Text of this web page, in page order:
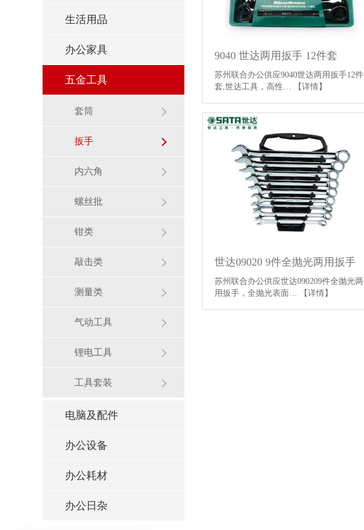
生活用品
办公家具
五金工具
套筒
扳手
内六角
螺丝批
钳类
敲击类
测量类
气动工具
锂电工具
工具套装
电脑及配件
办公设备
办公耗材
办公日杂
9040 世达两用扳手 12件套
苏州联合办公供应9040世达两用扳手12件
套,世达工具，高性…
【详情】
世达09020 9件全抛光两用扳手
苏州联合办公供应世达090209件全抛光两
用扳手，全抛光表面…
【详情】